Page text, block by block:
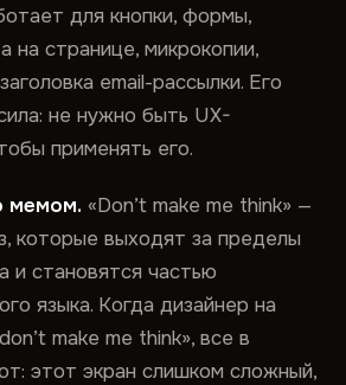
для кнопки, формы,
на странице, микрокопии,
email-рассылки. Его
не нужно быть UX-
применять его.
мемом. «Don’t make me think» —
которые выходят за пределы
и становятся частью
языка. Когда дизайнер на
make me think», все в
этот экран слишком сложный,